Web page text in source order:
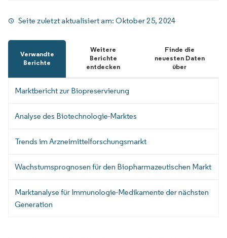
Seite zuletzt aktualisiert am:Oktober 25, 2024
Verwandte
Berichte
Weitere
Berichte
entdecken
Finde die
neuesten Daten
über
Marktbericht zur Biopreservierung
Analyse des Biotechnologie-Marktes
Trends im Arzneimittelforschungsmarkt
Wachstumsprognosen für den Biopharmazeutischen Markt
Marktanalyse für Immunologie-Medikamente der nächsten
Generation